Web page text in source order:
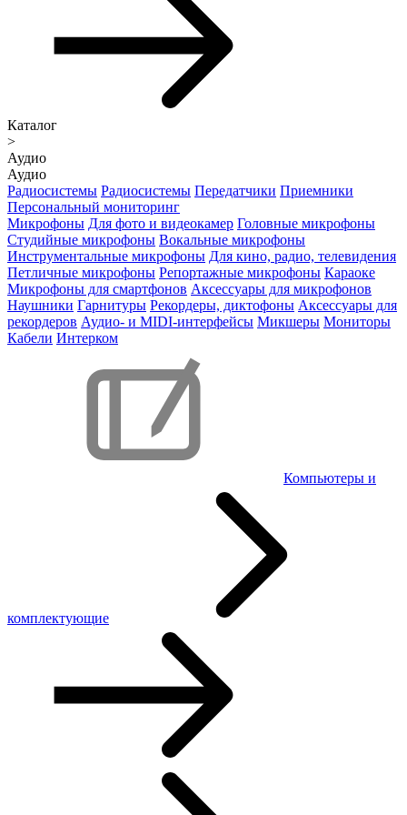
Каталог
>
Аудио
Аудио
Радиосистемы Радиосистемы Передатчики Приемники
Персональный мониторинг
Микрофоны Для фото и видеокамер Головные микрофоны
Студийные микрофоны Вокальные микрофоны
Инструментальные микрофоны Для кино, радио, телевидения
Петличные микрофоны Репортажные микрофоны Караоке
Микрофоны для смартфонов Аксессуары для микрофонов
Наушники Гарнитуры Рекордеры, диктофоны Аксессуары для
рекордеров Аудио- и MIDI-интерфейсы Микшеры Мониторы
Кабели Интерком
Компьютеры и
комплектующие